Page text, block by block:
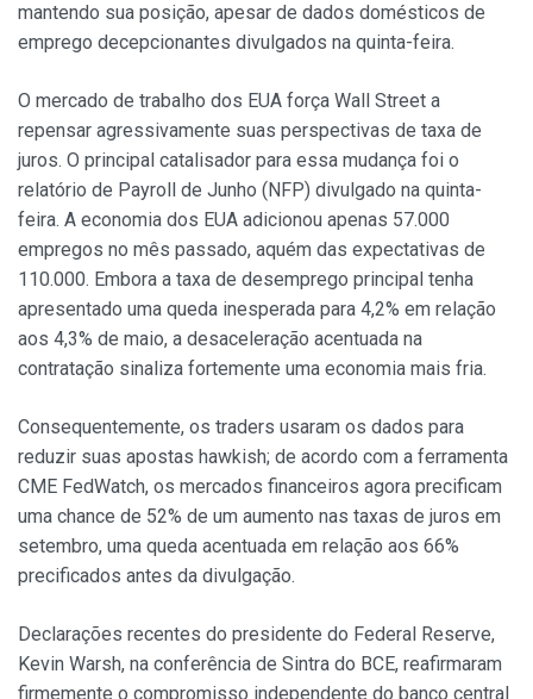
mantendo sua posição, apesar de dados domésticos de
emprego decepcionantes divulgados na quinta-feira.
O mercado de trabalho dos EUA força Wall Street a
repensar agressivamente suas perspectivas de taxa de
juros. O principal catalisador para essa mudança foi o
relatório de Payroll de Junho (NFP) divulgado na quinta-
feira. A economia dos EUA adicionou apenas 57.000
empregos no mês passado, aquém das expectativas de
110.000. Embora a taxa de desemprego principal tenha
apresentado uma queda inesperada para 4,2% em relação
aos 4,3% de maio, a desaceleração acentuada na
contratação sinaliza fortemente uma economia mais fria.
Consequentemente, os traders usaram os dados para
reduzir suas apostas hawkish; de acordo com a ferramenta
CME FedWatch, os mercados financeiros agora precificam
uma chance de 52% de um aumento nas taxas de juros em
setembro, uma queda acentuada em relação aos 66%
precificados antes da divulgação.
Declarações recentes do presidente do Federal Reserve,
Kevin Warsh, na conferência de Sintra do BCE, reafirmaram
firmemente o compromisso independente do banco central